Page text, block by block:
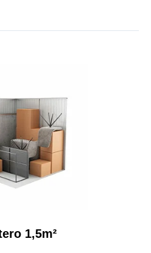
1,5m²